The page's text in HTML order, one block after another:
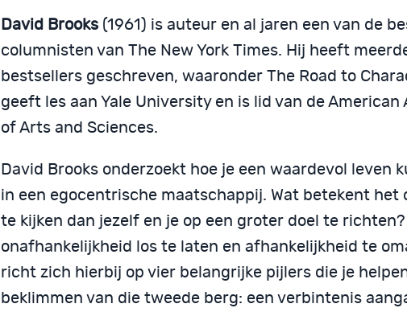
David Brooks (1961) is auteur en al jaren een van de
columnisten van The New York Times. Hij heeft
bestsellers geschreven, waaronder The Road to
geeft les aan Yale University en is lid van de American
of Arts and Sciences.
David Brooks onderzoekt hoe je een waardevol leven
in een egocentrische maatschappij. Wat betekent het
te kijken dan jezelf en je op een groter doel te richten?
onafhankelijkheid los te laten en afhankelijkheid te
richt zich hierbij op vier belangrijke pijlers die je
beklimmen van die tweede berg: een verbintenis